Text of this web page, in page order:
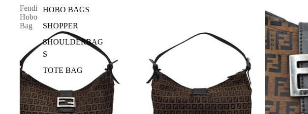
HOBO BAGS
SHOPPER
SHOULDERBAG
S
TOTE BAG
Fendi
Hobo
Bag